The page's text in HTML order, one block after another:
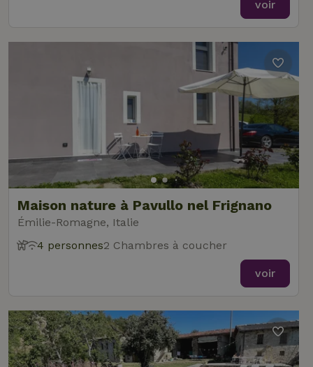
voir
Maison nature à Pavullo nel Frignano
Émilie-Romagne, Italie
4 personnes2 Chambres à coucher
voir